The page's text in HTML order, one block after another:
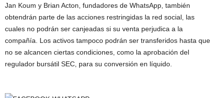
Jan Koum y Brian Acton, fundadores de WhatsApp, también
obtendrán parte de las acciones restringidas la red social, las
cuales no podrán ser canjeadas si su venta perjudica a la
compañía. Los activos tampoco podrán ser transferidos hasta que
no se alcancen ciertas condiciones, como la aprobación del
regulador bursátil SEC, para su conversión en líquido.